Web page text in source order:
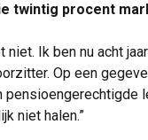
twintig procent
niet. Ik ben nu acht jaar
Op een
pensioengerechtigde
niet halen.”